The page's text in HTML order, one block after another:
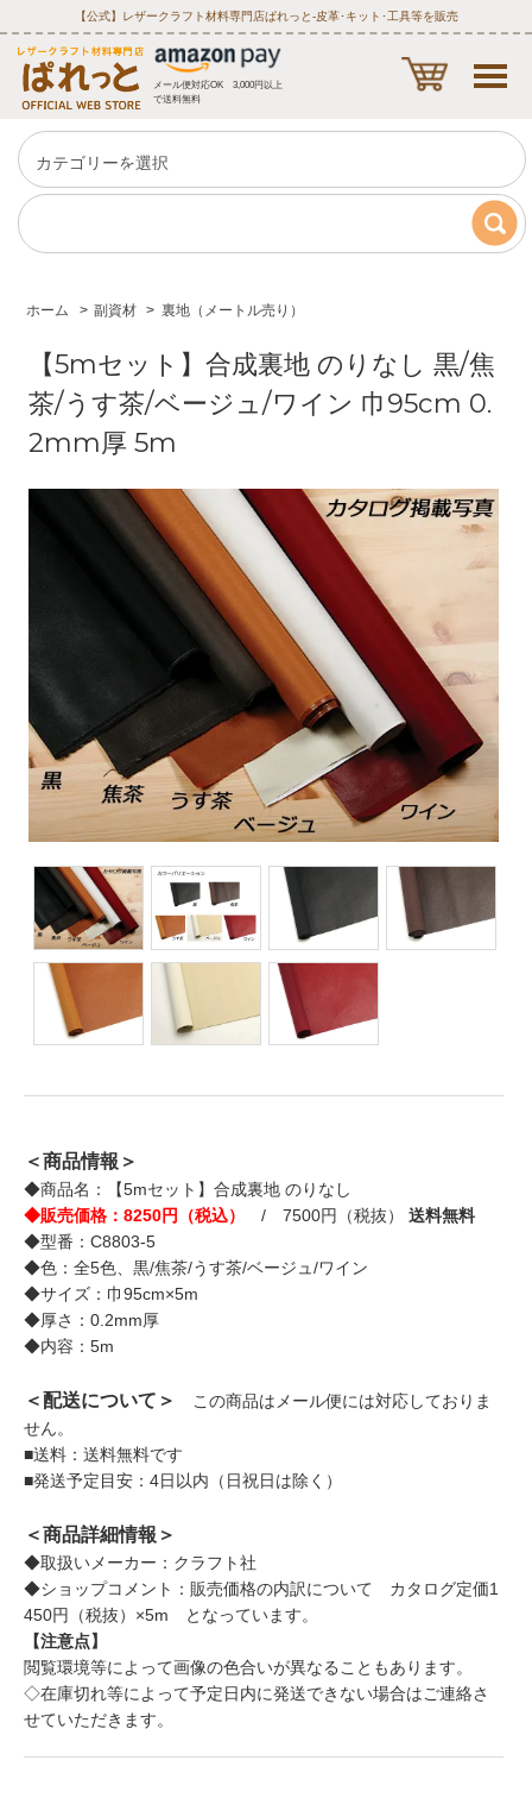
【公式】レザークラフト材料専門店ぱれっと‐皮革･キット･工具等を販売
メール便対応OK 3,000円以上
で送料無料
ホーム > 副資材 > 裏地（メートル売り）
【5mセット】合成裏地 のりなし 黒/焦
茶/うす茶/ベージュ/ワイン 巾95cm 0.
2mm厚 5m
＜商品情報＞
◆商品名：【5mセット】合成裏地 のりなし
◆販売価格：8250円（税込）
/ 7500円（税抜） 送料無料
◆型番：C8803-5
◆色：全5色、黒/焦茶/うす茶/ベージュ/ワイン
◆サイズ：巾95cm×5m
◆厚さ：0.2mm厚
◆内容：5m
＜配送について＞
この商品はメール便には対応しておりま
せん。
■送料：送料無料です
■発送予定目安：4日以内（日祝日は除く）
＜商品詳細情報＞
◆取扱いメーカー：クラフト社
◆ショップコメント：販売価格の内訳について カタログ定価1
450円（税抜）×5m となっています。
【注意点】
閲覧環境等によって画像の色合いが異なることもあります。
◇在庫切れ等によって予定日内に発送できない場合はご連絡さ
せていただきます。